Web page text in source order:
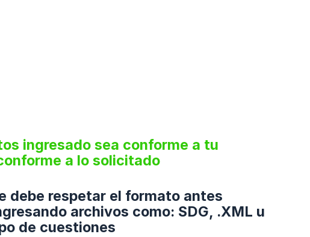
ingresado sea conforme a tu
a lo solicitado
debe respetar el formato antes
archivos como: SDG, .XML u
de cuestiones